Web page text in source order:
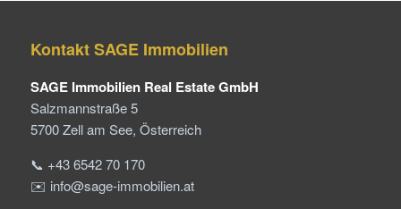
Kontakt SAGE Immobilien
SAGE Immobilien Real Estate GmbH
Salzmannstraße 5
5700 Zell am See, Österreich
📞 +43 6542 70 170
✉️ info@sage-immobilien.at